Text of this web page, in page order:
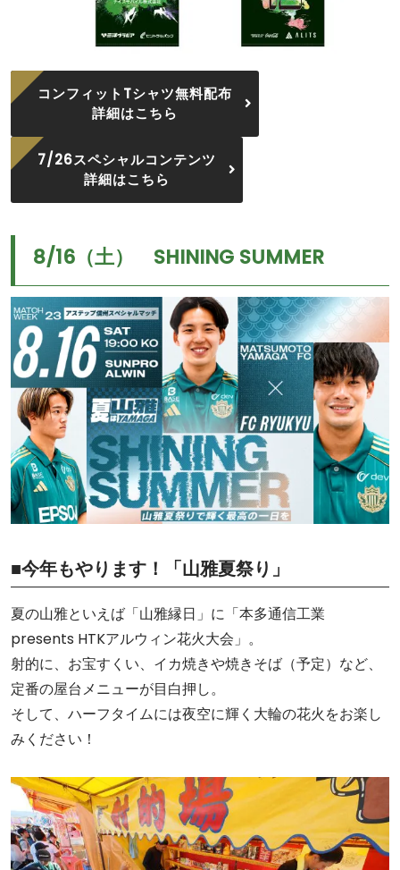
コンフィットTシャツ無料配布
詳細はこちら
7/26スペシャルコンテンツ
詳細はこちら
8/16（土） SHINING SUMMER
■今年もやります！「山雅夏祭り」
夏の山雅といえば「山雅縁日」に「本多通信工業
presents HTKアルウィン花火大会」。
射的に、お宝すくい、イカ焼きや焼きそば（予定）など、
定番の屋台メニューが目白押し。
そして、ハーフタイムには夜空に輝く大輪の花火をお楽し
みください！